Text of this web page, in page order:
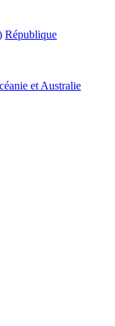
République
et Australie